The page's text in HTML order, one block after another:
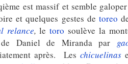
est massif et semble
et quelques gestes detoreo
relance, letoro soulève la
Daniel de Miranda par
après. Les chicuelinas